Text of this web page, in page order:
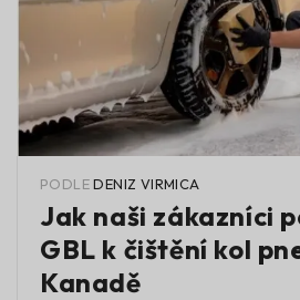
PODLE DENIZ VIRMICA
Jak naši zákazníci
GBL k čištění kol
Kanadě